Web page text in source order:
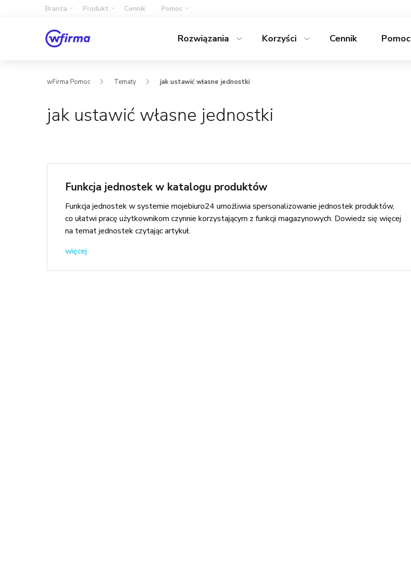
Branża Produkt Cennik Pomoc
Rozwiązania Korzyści Cennik Pomoc
wFirma Pomoc Tematy jak ustawić własne jednostki
jak ustawić własne jednostki
Funkcja jednostek w katalogu produktów
Funkcja jednostek w systemie mojebiuro24 umożliwia spersonalizowanie jednostek produktów,
co ułatwi pracę użytkownikom czynnie korzystającym z funkcji magazynowych. Dowiedz się więcej
na temat jednostek czytając artykuł.
więcej